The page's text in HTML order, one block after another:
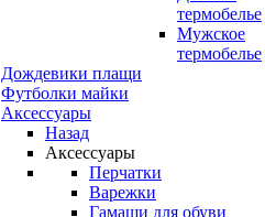
термобелье
Мужское
термобелье
Дождевики плащи
Футболки майки
Аксессуары
Назад
Аксессуары
Перчатки
Варежки
Гамаши для обуви